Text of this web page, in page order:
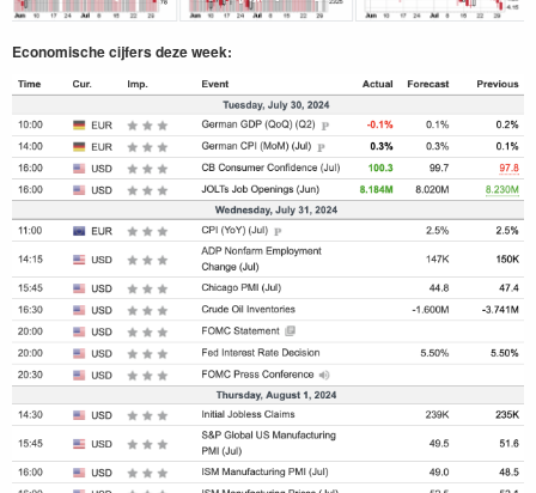
Economische cijfers deze week: